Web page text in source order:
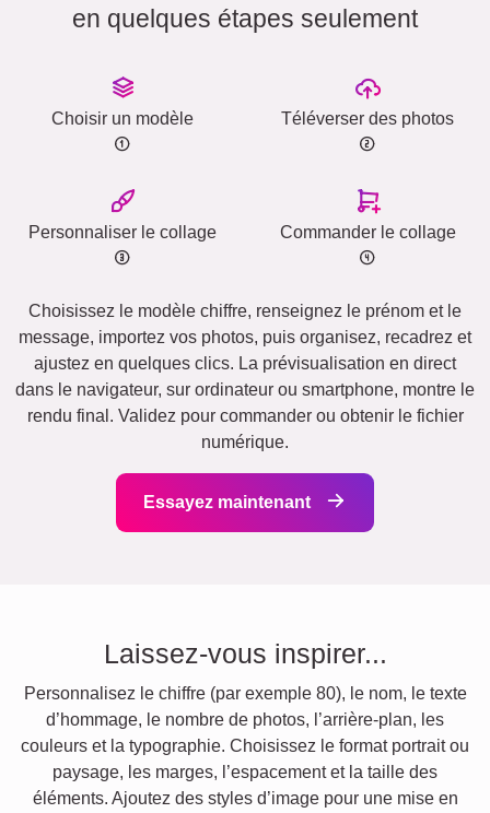
en quelques étapes seulement
Choisir un modèle Téléverser des photos
Personnaliser le collage Commander le collage
Choisissez le modèle chiffre, renseignez le prénom et le
message, importez vos photos, puis organisez, recadrez et
ajustez en quelques clics. La prévisualisation en direct
dans le navigateur, sur ordinateur ou smartphone, montre le
rendu final. Validez pour commander ou obtenir le fichier
numérique.
Essayez maintenant
Laissez-vous inspirer...
Personnalisez le chiffre (par exemple 80), le nom, le texte
d’hommage, le nombre de photos, l’arrière-plan, les
couleurs et la typographie. Choisissez le format portrait ou
paysage, les marges, l’espacement et la taille des
éléments. Ajoutez des styles d’image pour une mise en